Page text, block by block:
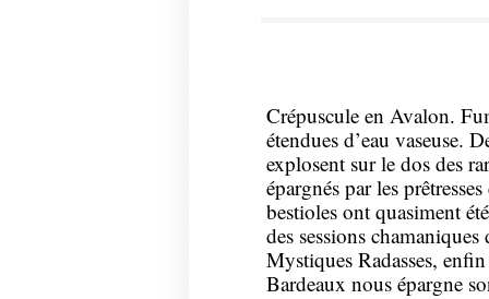
Crépuscule en Avalon.
étendues d’eau vaseuse.
explosent sur le dos des
épargnés par les
bestioles ont quasiment
des sessions
Mystiques Radasses,
Bardeaux nous épargne